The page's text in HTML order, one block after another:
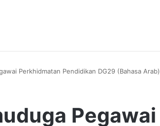
Perkhidmatan Pendidikan DG29 (Bahasa Arab)
Pegawai